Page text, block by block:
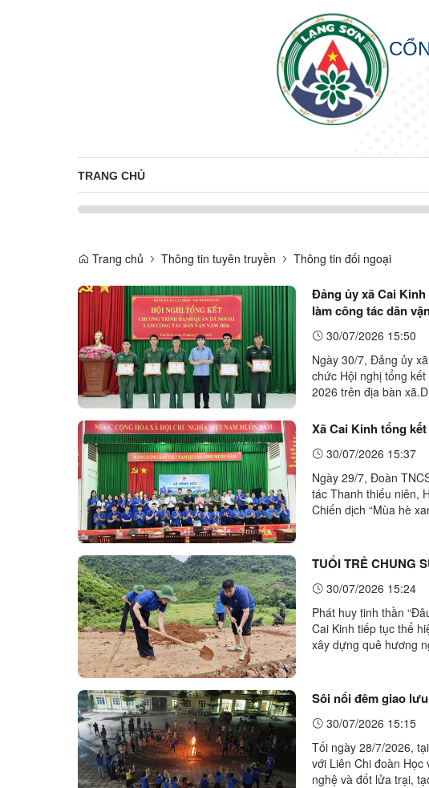
TRANG CHỦ
Trang chủ Thông tin tuyên truyền Thông tin đối ngoại
Đảng ủy xã Cai
làm công tác dân
30/07/2026 15:50
Ngày 30/7, Đảng ủy
chức Hội nghị tổng
2026 trên địa bàn
Xã Cai Kinh tổng
30/07/2026 15:37
Ngày 29/7, Đoàn
tác Thanh thiếu niên,
Chiến dịch “Mùa hè
TUỔI TRẺ CHUNG
30/07/2026 15:24
Phát huy tinh thần
Cai Kinh tiếp tục thể
xây dựng quê hương
Sôi nổi đêm giao
30/07/2026 15:15
Tối ngày 28/7/2026,
với Liên Chi đoàn
nghệ và đốt lửa trại,